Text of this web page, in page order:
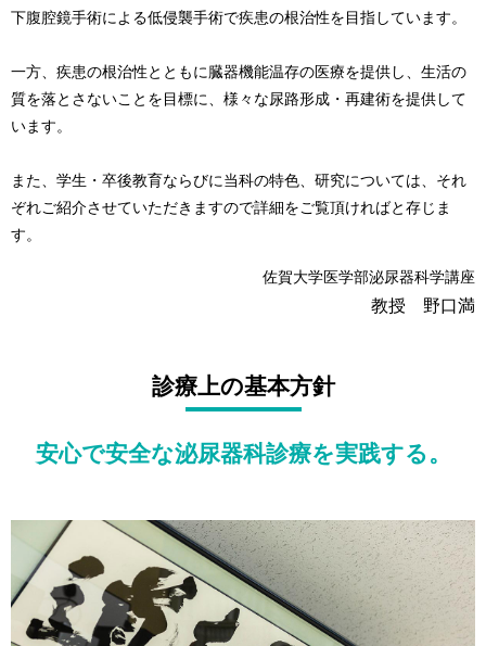
下腹腔鏡手術による低侵襲手術で疾患の根治性を目指しています。
一方、疾患の根治性とともに臓器機能温存の医療を提供し、生活の
質を落とさないことを目標に、様々な尿路形成・再建術を提供して
います。
また、学生・卒後教育ならびに当科の特色、研究については、それ
ぞれご紹介させていただきますので詳細をご覧頂ければと存じま
す。
佐賀大学医学部泌尿器科学講座
教授 野口満
診療上の基本方針
安心で安全な泌尿器科診療を実践する。